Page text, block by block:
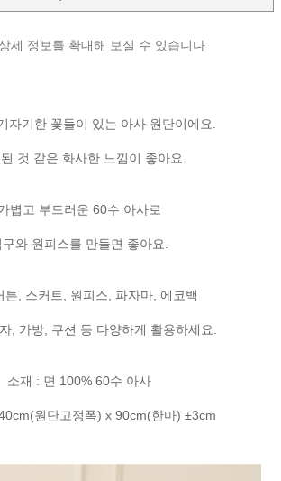
상세 정보를 확대해 보실 수 있습니다
자기한 꽃들이 있는 아사 원단이에요.
것 같은 화사한 느낌이 좋아요.
볍고 부드러운 60수 아사로
구와 원피스를 만들면 좋아요.
튼, 스커트, 원피스, 파자마, 에코백
, 가방, 쿠션 등 다양하게 활용하세요.
소재 : 면 100% 60수 아사
원단고정폭) x 90cm(한마) ±3cm